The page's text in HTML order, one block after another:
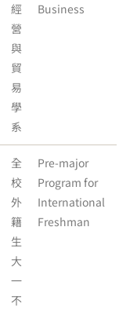
經
營
與
貿
易
學
系
Business
全
校
外
籍
生
大
一
不
Pre-major
Program for
International
Freshman